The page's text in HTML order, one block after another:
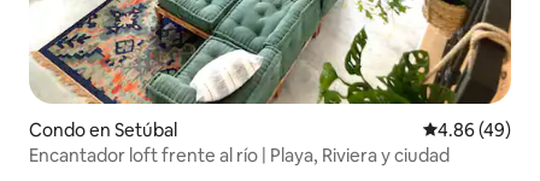
Condo en Setúbal Calificación
4.86 (49)
Encantador loft frente al río | Playa, Riviera y ciudad